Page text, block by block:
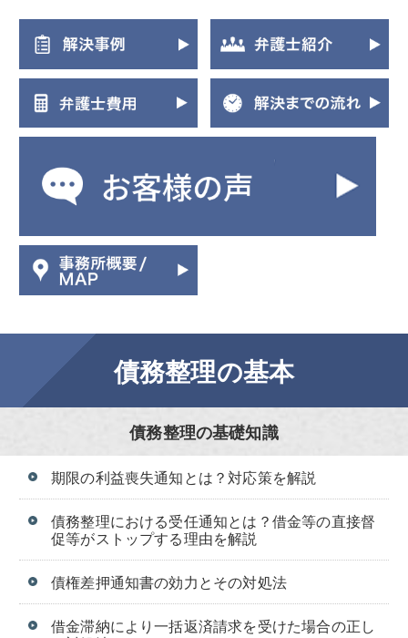
債務整理の基本
債務整理の基礎知識
期限の利益喪失通知とは？対応策を解説
債務整理における受任通知とは？借金等の直接督
促等がストップする理由を解説
債権差押通知書の効力とその対処法
借金滞納により一括返済請求を受けた場合の正し